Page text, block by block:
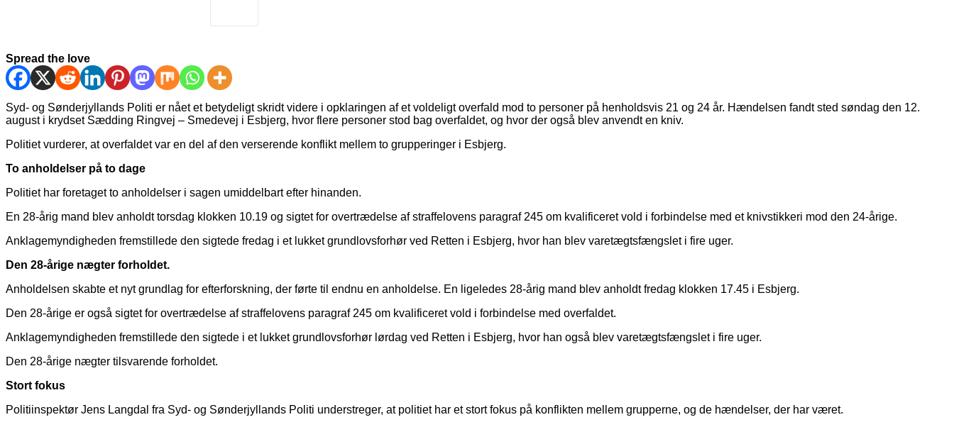
Spread the love
Syd- og Sønderjyllands Politi er nået et betydeligt skridt videre i opklaringen af et voldeligt overfald mod to personer på henholdsvis 21 og 24 år. Hændelsen fandt sted søndag den 12.
august i krydset Sædding Ringvej – Smedevej i Esbjerg, hvor flere personer stod bag overfaldet, og hvor der også blev anvendt en kniv.
Politiet vurderer, at overfaldet var en del af den verserende konflikt mellem to grupperinger i Esbjerg.
To anholdelser på to dage
Politiet har foretaget to anholdelser i sagen umiddelbart efter hinanden.
En 28-årig mand blev anholdt torsdag klokken 10.19 og sigtet for overtrædelse af straffelovens paragraf 245 om kvalificeret vold i forbindelse med et knivstikkeri mod den 24-årige.
Anklagemyndigheden fremstillede den sigtede fredag i et lukket grundlovsforhør ved Retten i Esbjerg, hvor han blev varetægtsfængslet i fire uger.
Den 28-årige nægter forholdet.
Anholdelsen skabte et nyt grundlag for efterforskning, der førte til endnu en anholdelse. En ligeledes 28-årig mand blev anholdt fredag klokken 17.45 i Esbjerg.
Den 28-årige er også sigtet for overtrædelse af straffelovens paragraf 245 om kvalificeret vold i forbindelse med overfaldet.
Anklagemyndigheden fremstillede den sigtede i et lukket grundlovsforhør lørdag ved Retten i Esbjerg, hvor han også blev varetægtsfængslet i fire uger.
Den 28-årige nægter tilsvarende forholdet.
Stort fokus
Politiinspektør Jens Langdal fra Syd- og Sønderjyllands Politi understreger, at politiet har et stort fokus på konflikten mellem grupperne, og de hændelser, der har været.